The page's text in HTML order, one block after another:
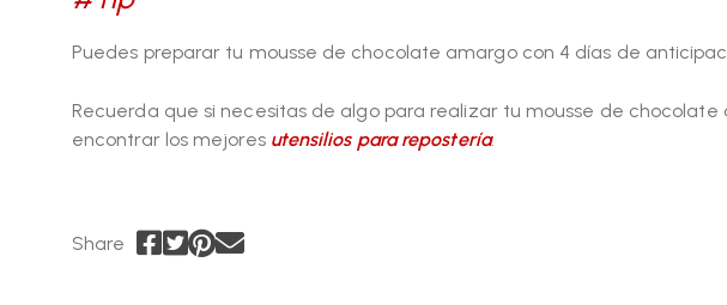
Puedes preparar tu mousse de chocolate amargo con 4 días de
Recuerda que si necesitas de algo para realizar tu mousse de chocolate
encontrar los mejores utensilios pararepostería.
Share